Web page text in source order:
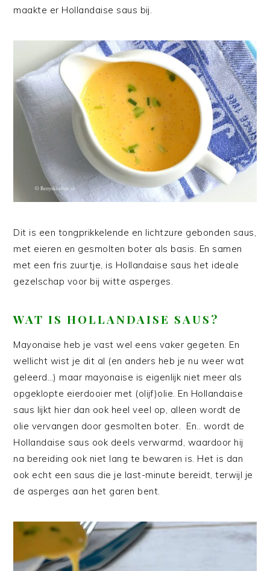
maakte er Hollandaise saus bij.
Dit is een tongprikkelende en lichtzure gebonden saus,
met eieren en gesmolten boter als basis. En samen
met een fris zuurtje, is Hollandaise saus het ideale
gezelschap voor bij witte asperges.
WAT IS HOLLANDAISE SAUS?
Mayonaise heb je vast wel eens vaker gegeten. En
wellicht wist je dit al (en anders heb je nu weer wat
geleerd…) maar mayonaise is eigenlijk niet meer als
opgeklopte eierdooier met (olijf)olie. En Hollandaise
saus lijkt hier dan ook heel veel op, alleen wordt de
olie vervangen door gesmolten boter. En.. wordt de
Hollandaise saus ook deels verwarmd, waardoor hij
na bereiding ook niet lang te bewaren is. Het is dan
ook echt een saus die je last-minute bereidt, terwijl je
de asperges aan het garen bent.